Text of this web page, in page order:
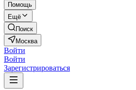
Помощь
Ещё
Поиск
Москва
Войти
Войти
Зарегистрироваться